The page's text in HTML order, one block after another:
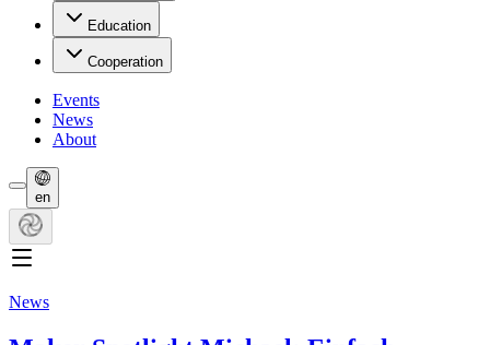
Education
Cooperation
Events
News
About
en
News